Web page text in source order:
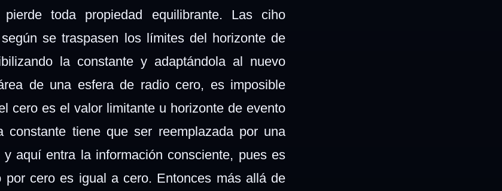
toda propiedad equilibrante. Las ciho
se traspasen los límites del horizonte de
la constante y adaptándola al nuevo
de una esfera de radio cero, es imposible
cero es el valor limitante u horizonte de evento
constante tiene que ser reemplazada por una
aquí entra la información consciente, pues es
por cero es igual a cero. Entonces más allá de